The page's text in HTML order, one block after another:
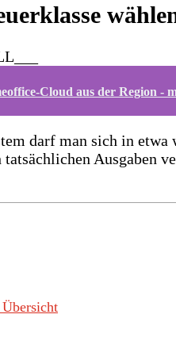
Cloud aus der Region -
darf man sich in etwa
Ausgaben
Übersicht